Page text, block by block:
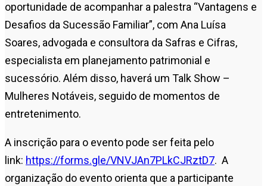
oportunidade de acompanhar a palestra “Vantagens e
Desafios da Sucessão Familiar”, com Ana Luísa
Soares, advogada e consultora da Safras e Cifras,
especialista em planejamento patrimonial e
sucessório. Além disso, haverá um Talk Show –
Mulheres Notáveis, seguido de momentos de
entretenimento.
A inscrição para o evento pode ser feita pelo
link: https://forms.gle/VNVJAn7PLkCJRztD7. A
organização do evento orienta que a participante